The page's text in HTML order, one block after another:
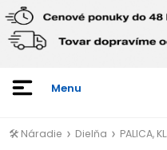
🛠️ Náradie Dielňa PALICA,